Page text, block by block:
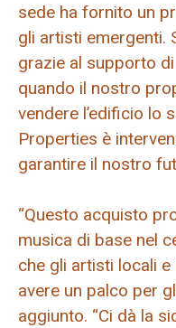
sede ha fornito un
gli artisti emergenti.
grazie al supporto
quando il nostro
vendere l’edificio lo
Properties è
garantire il nostro
“Questo acquisto
musica di base nel
che gli artisti locali
avere un palco per
aggiunto. “Ci dà la